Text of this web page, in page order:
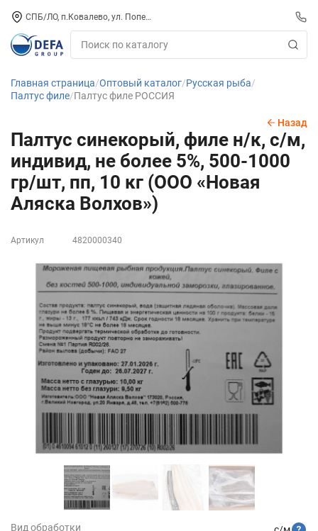
СПБ/ЛО, п.Ковалево, ул. Поперечная, д. 15, СК «ПИРС» («МОРОЗКО»)
Главная страница Оптовый каталог Русская рыба
Палтус филе Палтус филе РОССИЯ
Палтус синекорый, филе н/к, с/м,
индивид, не более 5%, 500-1000
гр/шт, пп, 10 кг (ООО «Новая
Аляска Волхов»)
Назад
Артикул 4820000340
Вид обработки